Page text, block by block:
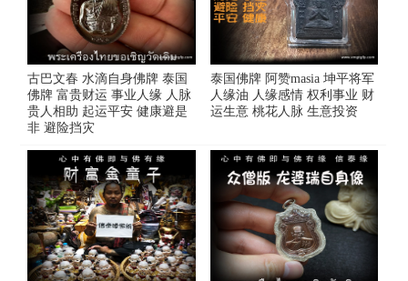
古巴文春 水滴自身佛牌 泰国
佛牌 富贵财运 事业人缘 人脉
贵人相助 起运平安 健康避是
非 避险挡灾
泰国佛牌 阿赞masia 坤平将军
人缘油 人缘感情 权利事业 财
运生意 桃花人脉 生意投资